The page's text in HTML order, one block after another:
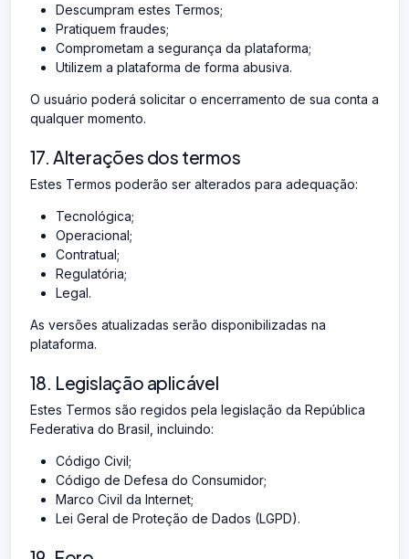
Descumpram estes Termos;
Pratiquem fraudes;
Comprometam a segurança da plataforma;
Utilizem a plataforma de forma abusiva.
O usuário poderá solicitar o encerramento de sua conta a
qualquer momento.
17. Alterações dos termos
Estes Termos poderão ser alterados para adequação:
Tecnológica;
Operacional;
Contratual;
Regulatória;
Legal.
As versões atualizadas serão disponibilizadas na
plataforma.
18. Legislação aplicável
Estes Termos são regidos pela legislação da República
Federativa do Brasil, incluindo:
Código Civil;
Código de Defesa do Consumidor;
Marco Civil da Internet;
Lei Geral de Proteção de Dados (LGPD).